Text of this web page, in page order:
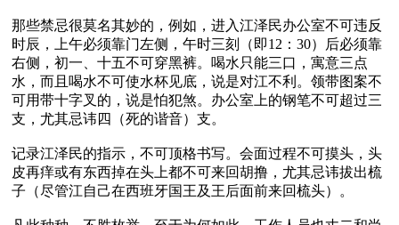
那些禁忌很莫名其妙的，例如，进入江泽民办公室不可违反
时辰，上午必须靠门左侧，午时三刻（即12：30）后必须靠
右侧，初一、十五不可穿黑裤。喝水只能三口，寓意三点
水，而且喝水不可使水杯见底，说是对江不利。领带图案不
可用带十字叉的，说是怕犯煞。办公室上的钢笔不可超过三
支，尤其忌讳四（死的谐音）支。
记录江泽民的指示，不可顶格书写。会面过程不可摸头，头
皮再痒或有东西掉在头上都不可来回胡撸，尤其忌讳拔出梳
子（尽管江自己在西班牙国王及王后面前来回梳头）。